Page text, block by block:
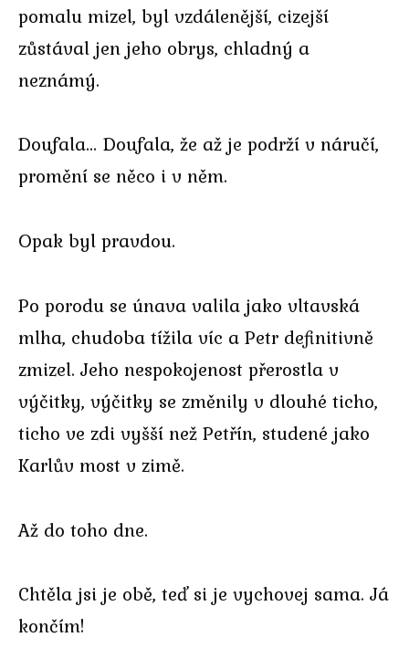
pomalu mizel, byl vzdálenější, cizejší
zůstával jen jeho obrys, chladný a
neznámý.
Doufala… Doufala, že až je podrží v náručí,
promění se něco i v něm.
Opak byl pravdou.
Po porodu se únava valila jako vltavská
mlha, chudoba tížila víc a Petr definitivně
zmizel. Jeho nespokojenost přerostla v
výčitky, výčitky se změnily v dlouhé ticho,
ticho ve zdi vyšší než Petřín, studené jako
Karlův most v zimě.
Až do toho dne.
Chtěla jsi je obě, teď si je vychovej sama. Já
končím!